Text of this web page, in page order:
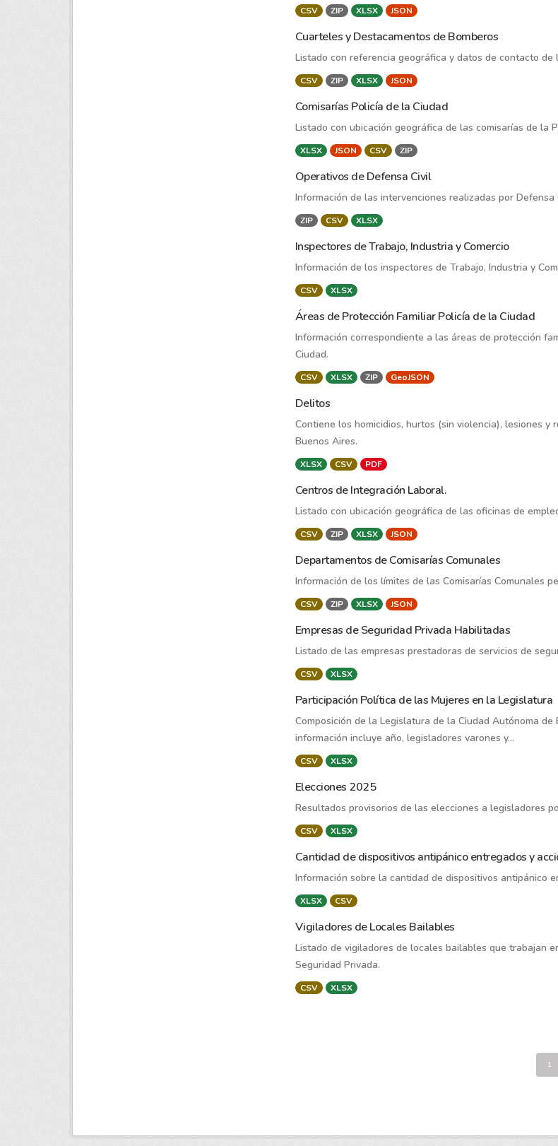
CSV ZIP XLSX JSON
Cuarteles y Destacamentos de Bomberos
Listado con referencia geográfica y datos de contacto
CSV ZIP XLSX JSON
Comisarías Policía de la Ciudad
Listado con ubicación geográfica de las comisarías de la
XLSX JSON CSV ZIP
Operativos de Defensa Civil
Información de las intervenciones realizadas por
ZIP CSV XLSX
Inspectores de Trabajo, Industria y Comercio
Información de los inspectores de Trabajo, Industria y
CSV XLSX
Áreas de Protección Familiar Policía de la Ciudad
Información correspondiente a las áreas de protección
Ciudad.
CSV XLSX ZIP GeoJSON
Delitos
Contiene los homicidios, hurtos (sin violencia), lesiones
Buenos Aires.
XLSX CSV PDF
Centros de Integración Laboral.
Listado con ubicación geográfica de las oficinas de
CSV ZIP XLSX JSON
Departamentos de Comisarías Comunales
Información de los límites de las Comisarías Comunales
CSV ZIP XLSX JSON
Empresas de Seguridad Privada Habilitadas
Listado de las empresas prestadoras de servicios de
CSV XLSX
Participación Política de las Mujeres en la Legislatura
Composición de la Legislatura de la Ciudad Autónoma
información incluye año, legisladores varones y...
CSV XLSX
Elecciones 2025
Resultados provisorios de las elecciones a legisladores
CSV XLSX
Cantidad de dispositivos antipánico entregados y
Información sobre la cantidad de dispositivos antipánico
XLSX CSV
Vigiladores de Locales Bailables
Listado de vigiladores de locales bailables que trabajan
Seguridad Privada.
CSV XLSX
1